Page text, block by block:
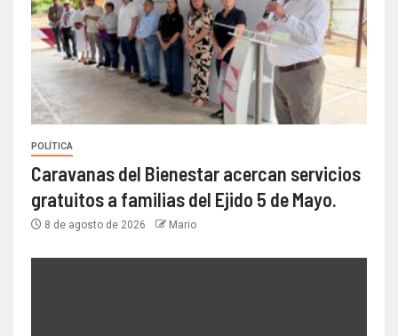
POLÍTICA
Caravanas del Bienestar acercan servicios
gratuitos a familias del Ejido 5 de Mayo.
8 de agosto de 2026 Mario